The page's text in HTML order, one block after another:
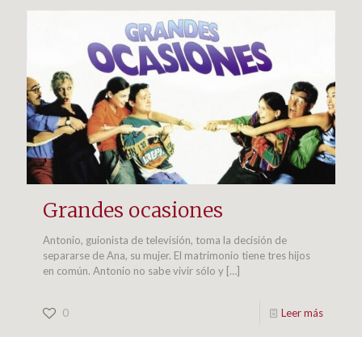
Grandes ocasiones
Antonio, guionista de televisión, toma la decisión de
separarse de Ana, su mujer. El matrimonio tiene tres hijos
en común. Antonio no sabe vivir sólo y […]
0 Leer más